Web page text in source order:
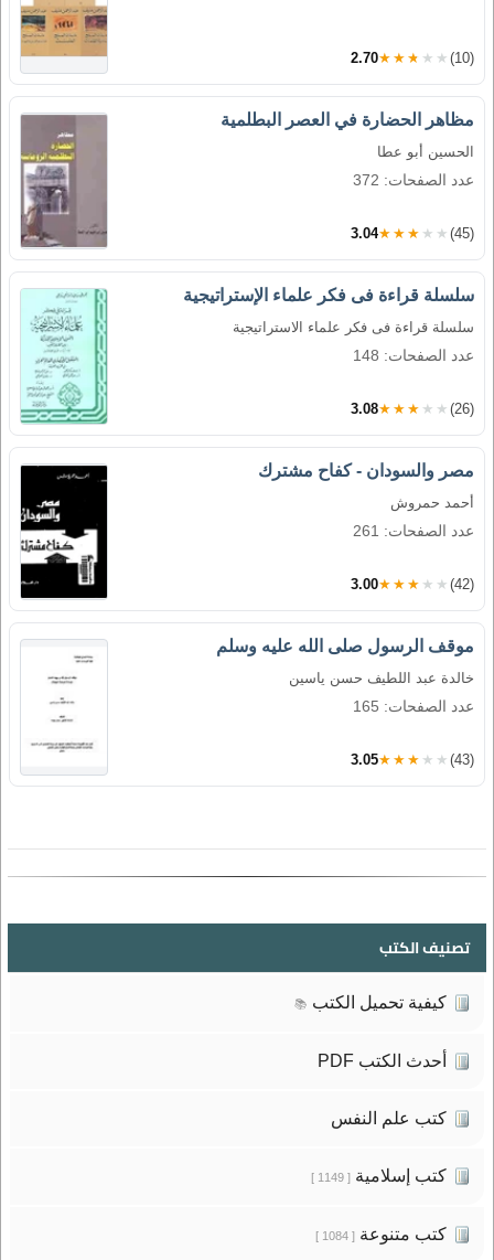
2.70★★★★★ (10)
مظاهر الحضارة في العصر البطلمية
الحسين أبو عطا
عدد الصفحات: 372
3.04★★★★★ (45)
سلسلة قراءة فى فكر علماء الإستراتيجية
سلسلة قراءة فى فكر علماء الاستراتيجية
عدد الصفحات: 148
3.08★★★★★ (26)
مصر والسودان - كفاح مشترك
أحمد حمروش
عدد الصفحات: 261
3.00★★★★★ (42)
موقف الرسول صلى الله عليه وسلم
خالدة عبد اللطيف حسن ياسين
عدد الصفحات: 165
3.05★★★★★ (43)
تصنيف الكتب
كيفية تحميل الكتب 📚
أحدث الكتب PDF
كتب علم النفس
كتب إسلامية[ 1149 ]
كتب متنوعة[ 1084 ]